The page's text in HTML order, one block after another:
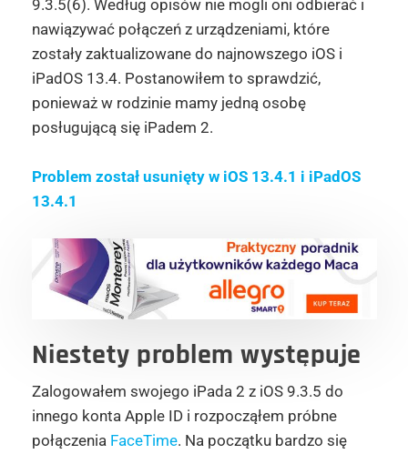
9.3.5(6). Według opisów nie mogli oni odbierać i
nawiązywać połączeń z urządzeniami, które
zostały zaktualizowane do najnowszego iOS i
iPadOS 13.4. Postanowiłem to sprawdzić,
ponieważ w rodzinie mamy jedną osobę
posługującą się iPadem 2.
Problem został usunięty w iOS 13.4.1 i iPadOS
13.4.1
Niestety problem występuje
Zalogowałem swojego iPada 2 z iOS 9.3.5 do
innego konta Apple ID i rozpocząłem próbne
połączenia FaceTime. Na początku bardzo się